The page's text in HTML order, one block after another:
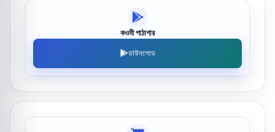
কওমী পাঠাগার
ডাউনলোড